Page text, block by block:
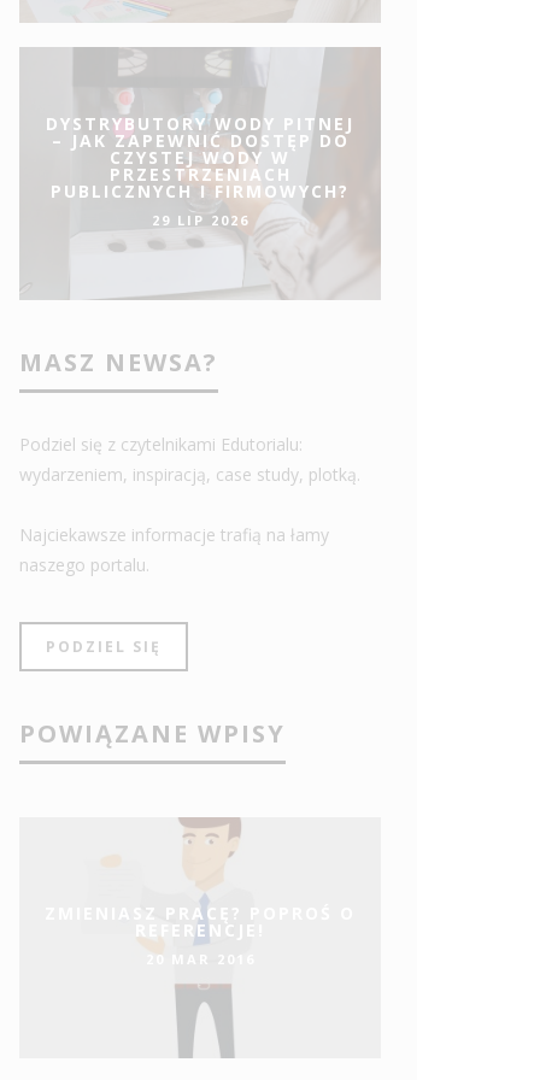
DYSTRYBUTORY WODY PITNEJ
– JAK ZAPEWNIĆ DOSTĘP DO
CZYSTEJ WODY W
PRZESTRZENIACH
PUBLICZNYCH I FIRMOWYCH?
29 LIP 2026
MASZ NEWSA?
Podziel się z czytelnikami Edutorialu:
wydarzeniem, inspiracją, case study, plotką.
Najciekawsze informacje trafią na łamy
naszego portalu.
PODZIEL SIĘ
POWIĄZANE WPISY
ZMIENIASZ PRACĘ? POPROŚ O
REFERENCJE!
20 MAR 2016